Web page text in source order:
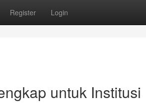
Register Login
untuk Institusi